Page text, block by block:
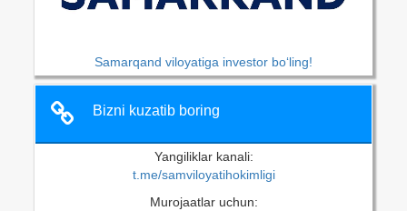
Samarqand viloyatiga investor bo‘ling!
Bizni kuzatib boring
Yangiliklar kanali:
t.me/samviloyatihokimligi
Murojaatlar uchun: